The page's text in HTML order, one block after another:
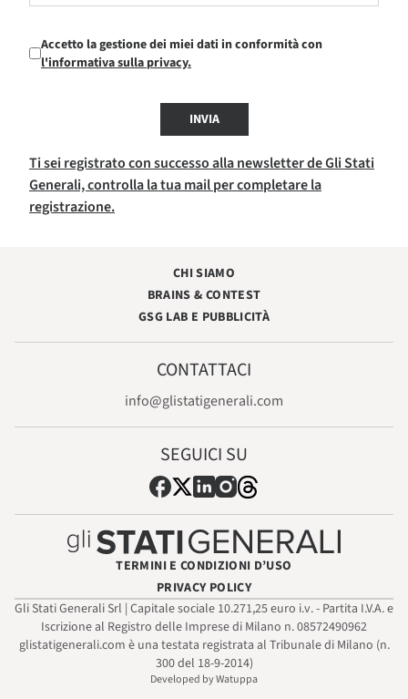
Accetto la gestione dei miei dati in conformità con
l'informativa sulla privacy.
INVIA
Ti sei registrato con successo alla newsletter de Gli Stati
Generali, controlla la tua mail per completare la
registrazione.
CHI SIAMO
BRAINS & CONTEST
GSG LAB E PUBBLICITÀ
CONTATTACI
info@glistatigenerali.com
SEGUICI SU
TERMINI E CONDIZIONI D’USO
PRIVACY POLICY
Gli Stati Generali Srl | Capitale sociale 10.271,25 euro i.v. - Partita I.V.A. e
Iscrizione al Registro delle Imprese di Milano n. 08572490962
glistatigenerali.com è una testata registrata al Tribunale di Milano (n.
300 del 18-9-2014)
Developed by Watuppa